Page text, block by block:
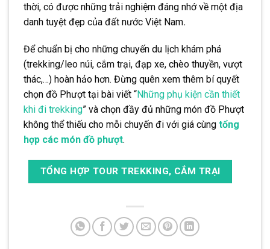
thời, có được những trải nghiệm đáng nhớ về một địa
danh tuyệt đẹp của đất nước Việt Nam.
Để chuẩn bị cho những chuyến du lịch khám phá
(trekking/leo núi, cắm trại, đạp xe, chèo thuyền, vượt
thác,…) hoàn hảo hơn. Đừng quên xem thêm bí quyết
chọn đồ Phượt tại bài viết “Những phụ kiện cần thiết
khi đi trekking” và chọn đầy đủ những món đồ Phượt
không thể thiếu cho mỗi chuyến đi với giá cùng tổng
hợp các món đồ phượt.
TỔNG HỢP TOUR TREKKING, CẮM TRẠI